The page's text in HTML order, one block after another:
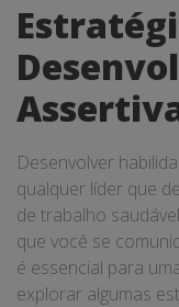
Desenvolver
qualquer líder que
de trabalho
que você se
é essencial para
explorar algumas